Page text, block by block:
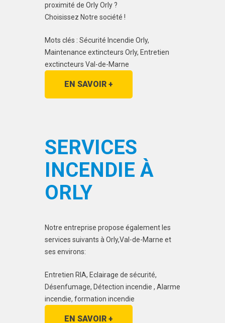
proximité de Orly Orly ?
Choisissez Notre société !
Mots clés : Sécurité Incendie Orly,
Maintenance extincteurs Orly, Entretien
exctincteurs Val-de-Marne
EN SAVOIR +
SERVICES
INCENDIE À
ORLY
Notre entreprise propose également les
services suivants à Orly,Val-de-Marne et
ses environs:
Entretien RIA, Eclairage de sécurité,
Désenfumage, Détection incendie , Alarme
incendie, formation incendie
EN SAVOIR +